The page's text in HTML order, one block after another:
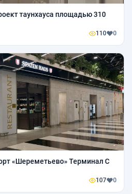
таунхауса площадью 310
110 0
«Шереметьево» Терминал С
107 0